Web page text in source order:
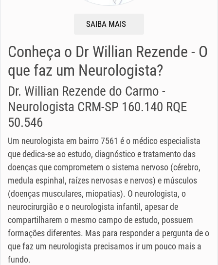
SAIBA MAIS
Conheça o Dr Willian Rezende - O
que faz um Neurologista?
Dr. Willian Rezende do Carmo -
Neurologista CRM-SP 160.140 RQE
50.546
Um neurologista em bairro 7561 é o médico especialista
que dedica-se ao estudo, diagnóstico e tratamento das
doenças que comprometem o sistema nervoso (cérebro,
medula espinhal, raízes nervosas e nervos) e músculos
(doenças musculares, miopatias). O neurologista, o
neurocirurgião e o neurologista infantil, apesar de
compartilharem o mesmo campo de estudo, possuem
formações diferentes. Mas para responder a pergunta de o
que faz um neurologista precisamos ir um pouco mais a
fundo.